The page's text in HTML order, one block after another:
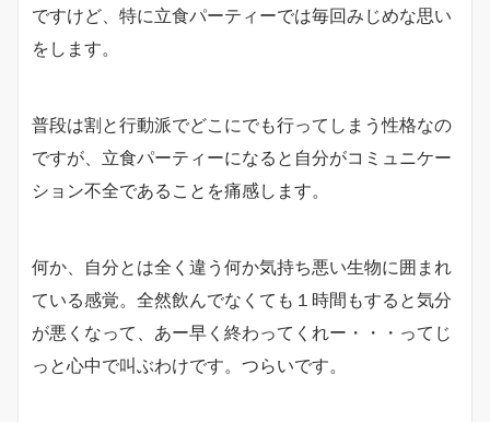
ですけど、特に立食パーティーでは毎回みじめな思い
をします。
普段は割と行動派でどこにでも行ってしまう性格なの
ですが、立食パーティーになると自分がコミュニケー
ション不全であることを痛感します。
何か、自分とは全く違う何か気持ち悪い生物に囲まれ
ている感覚。全然飲んでなくても１時間もすると気分
が悪くなって、あー早く終わってくれー・・・ってじ
っと心中で叫ぶわけです。つらいです。